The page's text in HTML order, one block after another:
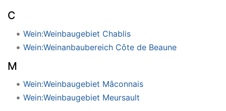
C
Wein:Weinbaugebiet Chablis
Wein:Weinanbaubereich Côte de Beaune
M
Wein:Weinbaugebiet Mâconnais
Wein:Weinbaugebiet Meursault